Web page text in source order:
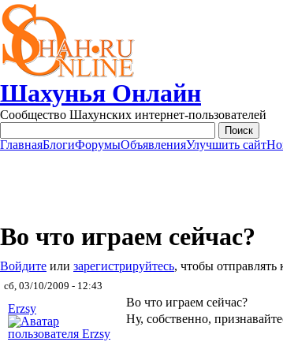
Перейти к основному содержанию
Шахунья Онлайн
Сообщество Шахунских интернет-пользователей
Main menu
ГлавнаяБлогиФорумыОбъявленияУлучшить сайт
Во что играем сейчас?
Войдите или зарегистрируйтесь, чтобы отправлять
сб, 03/10/2009 - 12:43
Erzsy
Во что играем сейчас?
Ну, собственно,